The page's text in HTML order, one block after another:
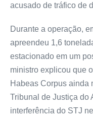
acusado de tráfico de
Durante a operação,
apreendeu 1,6
estacionado em um
ministro explicou que
Habeas Corpus ainda
Tribunal de Justiça do
interferência do STJ